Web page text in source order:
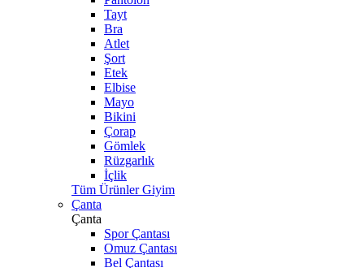
Tayt
Bra
Atlet
Şort
Etek
Elbise
Mayo
Bikini
Çorap
Gömlek
Rüzgarlık
İçlik
Tüm Ürünler Giyim
Çanta
Çanta
Spor Çantası
Omuz Çantası
Bel Çantası